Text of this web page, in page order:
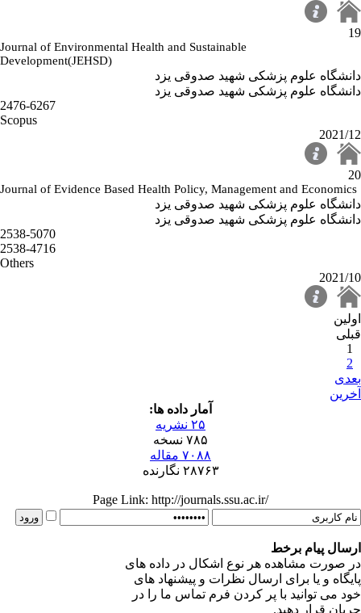
19
Journal of Environmental Health and Sustainable
Development(JEHSD)
دانشگاه علوم پزشکی شهید صدوقی یزد
دانشگاه علوم پزشکی شهید صدوقی یزد
2476-6267
Scopus
2021/12
20
Journal of Evidence Based Health Policy, Management and Economics
دانشگاه علوم پزشکی شهید صدوقی یزد
دانشگاه علوم پزشکی شهید صدوقی یزد
2538-5070
2538-4716
Others
2021/10
اولین
قبلی
1
2
بعدی
آخرین
آمار داده ها:
۲۵ نشریه
۷۸۵ نسخه
۷۰۸۸ مقاله
۲۸۷۶۳ نگارنده
Page Link: http://journals.ssu.ac.ir/
ارسال پیام برخط
در صورت مشاهده هر نوع اشکال در داده های
پایگاه و یا برای ارسال نظرات و پیشنهاد های
خود می توانید با پر کردن فرم تماس ما را در
جریان قرار دهید.